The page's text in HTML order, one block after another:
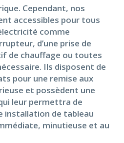
Cependant, nos
accessibles pour tous
comme
d’une prise de
de chauffage ou toutes
Ils disposent de
pour une remise aux
et possèdent une
leur permettra de
installation de tableau
minutieuse et au